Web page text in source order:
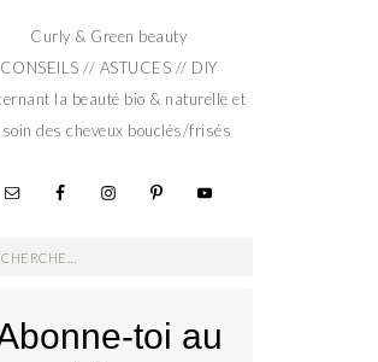
Curly & Green beauty
CONSEILS // ASTUCES // DIY
la beauté bio & naturelle et
soin des cheveux bouclés/frisés
:
toi au